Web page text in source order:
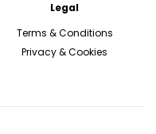
Legal
Terms & Conditions
Privacy & Cookies